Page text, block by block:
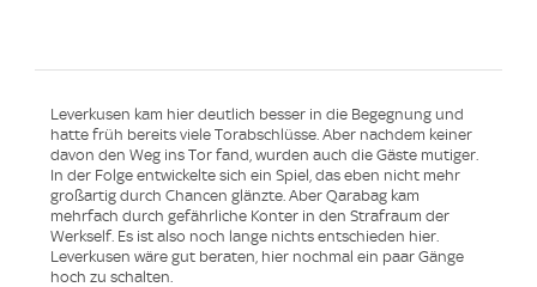
Leverkusen kam hier deutlich besser in die Begegnung und
hatte früh bereits viele Torabschlüsse. Aber nachdem keiner
davon den Weg ins Tor fand, wurden auch die Gäste mutiger.
In der Folge entwickelte sich ein Spiel, das eben nicht mehr
großartig durch Chancen glänzte. Aber Qarabag kam
mehrfach durch gefährliche Konter in den Strafraum der
Werkself. Es ist also noch lange nichts entschieden hier.
Leverkusen wäre gut beraten, hier nochmal ein paar Gänge
hoch zu schalten.